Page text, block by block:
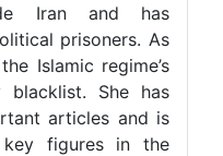
inside Iran and has
political prisoners. As
on the Islamic regime’s
blacklist. She has
important articles and is
the key figures in the